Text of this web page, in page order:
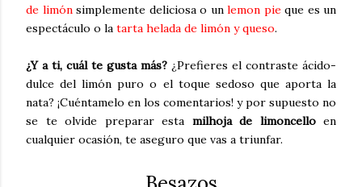
de limónsimplemente deliciosa o un lemon pieque es un
espectáculo o la tarta helada de limón y queso.
¿Y a ti, cuál te gusta más? ¿Prefieres el contraste ácido-
dulce del limón puro o el toque sedoso que aporta la
nata? ¡Cuéntamelo en los comentarios! y por supuesto no
se te olvide preparar esta milhoja de limoncelloen
cualquier ocasión, te aseguro que vas a triunfar.